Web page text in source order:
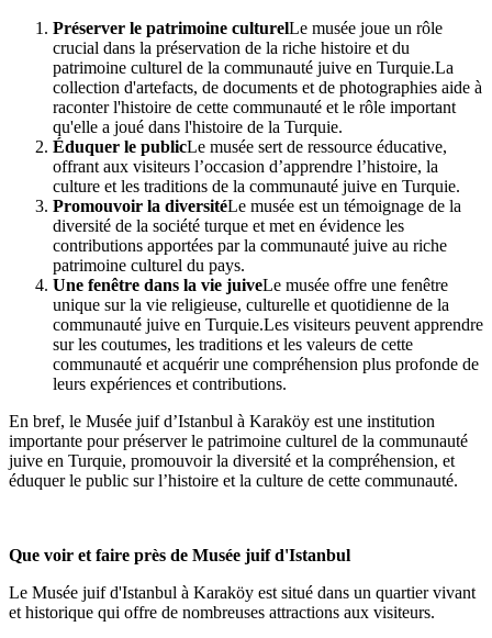
Préserver le patrimoine culturelLe musée joue un rôle
crucial dans la préservation de la riche histoire et du
patrimoine culturel de la communauté juive en Turquie.La
collection d'artefacts, de documents et de photographies aide à
raconter l'histoire de cette communauté et le rôle important
qu'elle a joué dans l'histoire de la Turquie.
Éduquer le publicLe musée sert de ressource éducative,
offrant aux visiteurs l’occasion d’apprendre l’histoire, la
culture et les traditions de la communauté juive en Turquie.
Promouvoir la diversitéLe musée est un témoignage de la
diversité de la société turque et met en évidence les
contributions apportées par la communauté juive au riche
patrimoine culturel du pays.
Une fenêtre dans la vie juiveLe musée offre une fenêtre
unique sur la vie religieuse, culturelle et quotidienne de la
communauté juive en Turquie.Les visiteurs peuvent apprendre
sur les coutumes, les traditions et les valeurs de cette
communauté et acquérir une compréhension plus profonde de
leurs expériences et contributions.
En bref, le Musée juif d’Istanbul à Karaköy est une institution
importante pour préserver le patrimoine culturel de la communauté
juive en Turquie, promouvoir la diversité et la compréhension, et
éduquer le public sur l’histoire et la culture de cette communauté.
Que voir et faire près de Musée juif d'Istanbul
Le Musée juif d'Istanbul à Karaköy est situé dans un quartier vivant
et historique qui offre de nombreuses attractions aux visiteurs.